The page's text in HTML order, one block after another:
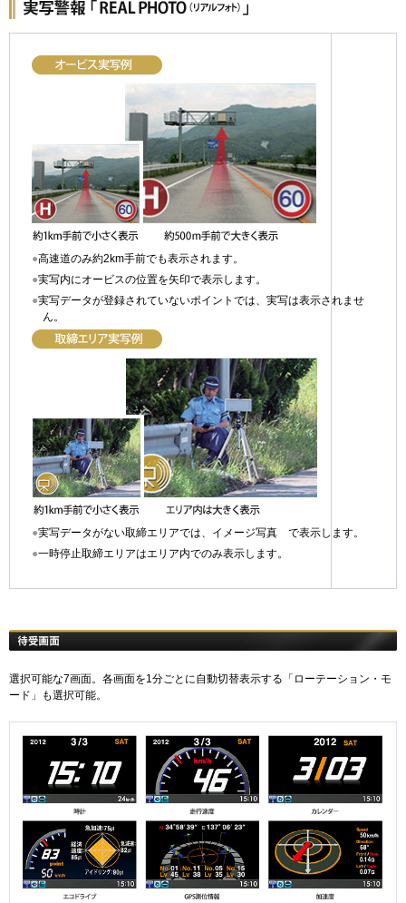
●高速道のみ約2km手前でも表示されます。
●実写内にオービスの位置を矢印で表示します。
●実写データが登録されていないポイントでは、実写は表示されませ
ん。
●実写データがない取締エリアでは、イメージ写真 で表示します。
●一時停止取締エリアはエリア内でのみ表示します。
選択可能な7画面。各画面を1分ごとに自動切替表示する「ローテーション・モ
ード」も選択可能。